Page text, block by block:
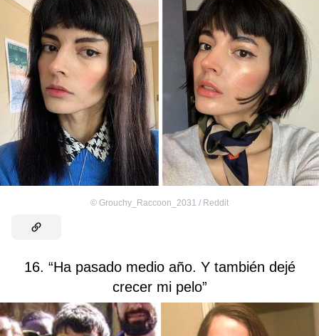
© Grouchy_Raccoon_2031 / Reddit
16. “Ha pasado medio año. Y también dejé
crecer mi pelo”